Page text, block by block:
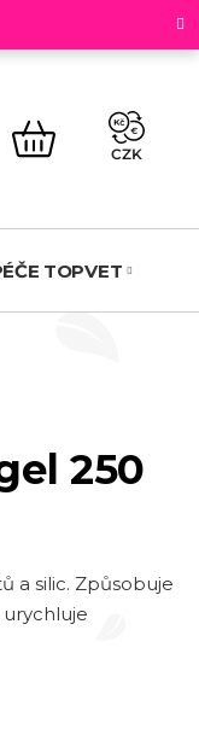
NÁKUPNÍ
KOŠÍK
CZK
TOPVET
250
a silic. Způsobuje